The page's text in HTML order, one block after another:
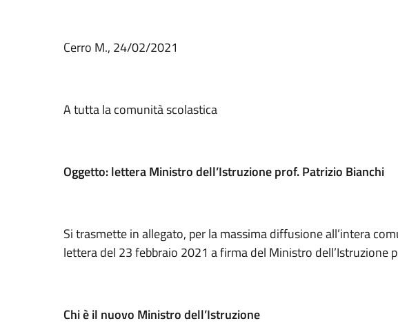
Cerro M., 24/02/2021
A tutta la comunità scolastica
Oggetto: lettera Ministro dell’Istruzione prof. Patrizio Bianchi
Si trasmette in allegato, per la massima diffusione all’intera
lettera del 23 febbraio 2021 a firma del Ministro dell’Istruzione
Chi è il nuovo Ministro dell’Istruzione